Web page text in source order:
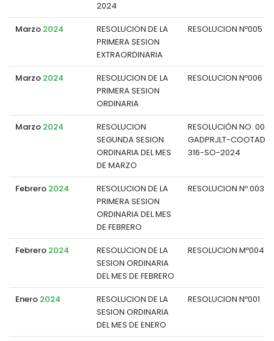
2024
Marzo 2024
RESOLUCION DE LA
PRIMERA SESION
EXTRAORDINARIA
RESOLUCION Nº005
Marzo 2024
RESOLUCION DE LA
PRIMERA SESION
ORDINARIA
RESOLUCION Nº006
Marzo 2024
RESOLUCION
SEGUNDA SESION
ORDINARIA DEL MES
DE MARZO
RESOLUCIÓN NO. 007-
GADPRJLT-COOTAD-
316-SO-2024
Febrero 2024
RESOLUCION DE LA
PRIMERA SESION
ORDINARIA DEL MES
DE FEBRERO
RESOLUCION Nº.003
Febrero 2024
RESOLUCION DE LA
SESION ORDINARIA
DEL MES DE FEBRERO
RESOLUCION Mº004
Enero 2024
RESOLUCION DE LA
SESION ORDINARIA
DEL MES DE ENERO
RESOLUCION Nº001